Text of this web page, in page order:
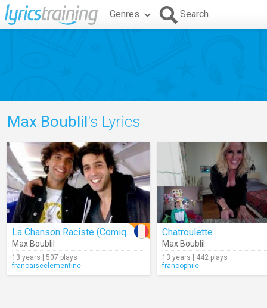
Genres Search
Max Boublil's Lyrics
La Chanson Raciste (Comique)
Max Boublil
13 years | 507 plays
francaiseclementine
Chatroulette
Max Boublil
13 years | 442 plays
francophile